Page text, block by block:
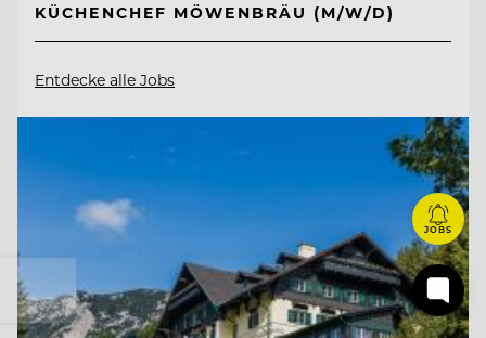
KÜCHENCHEF MÖWENBRÄU (M/W/D)
Entdecke alle Jobs
JOBS